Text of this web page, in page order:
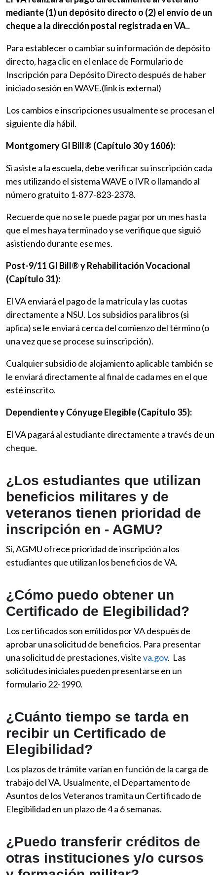
mediante (1) un depósito directo o (2) el envío de un
cheque a la dirección postal registrada en VA..
Para establecer o cambiar su información de depósito
directo, haga clic en el enlace de Formulario de
Inscripción para Depósito Directo después de haber
iniciado sesión en WAVE.(link is external)
Los cambios e inscripciones usualmente se procesan el
siguiente día hábil.
Montgomery GI Bill® (Capítulo 30 y 1606):
Si asiste a la escuela, debe verificar su inscripción cada
mes utilizando el sistema WAVE o IVR o llamando al
número gratuito 1-877-823-2378.
Recuerde que no se le puede pagar por un mes hasta
que el mes haya terminado y se verifique que siguió
asistiendo durante ese mes.
Post-9/11 GI Bill® y Rehabilitación Vocacional
(Capítulo 31):
El VA enviará el pago de la matrícula y las cuotas
directamente a NSU. Los subsidios para libros (si
aplica) se le enviará cerca del comienzo del término (o
una vez que se procese su inscripción).
Cualquier subsidio de alojamiento aplicable también se
le enviará directamente al final de cada mes en el que
esté inscrito.
Dependiente y Cónyuge Elegible (Capítulo 35):
El VA pagará al estudiante directamente a través de un
cheque.
¿Los estudiantes que utilizan
beneficios militares y de
veteranos tienen prioridad de
inscripción en - AGMU?
Sí, AGMU ofrece prioridad de inscripción a los
estudiantes que utilizan los beneficios de VA.
¿Cómo puedo obtener un
Certificado de Elegibilidad?
Los certificados son emitidos por VA después de
aprobar una solicitud de beneficios. Para presentar
una solicitud de prestaciones, visiteva.gov. Las
solicitudes iniciales pueden presentarse en un
formulario 22-1990.
¿Cuánto tiempo se tarda en
recibir un Certificado de
Elegibilidad?
Los plazos de trámite varían en función de la carga de
trabajo del VA. Usualmente, el Departamento de
Asuntos de los Veteranos tramita un Certificado de
Elegibilidad en un plazo de 4 a 6 semanas.
¿Puedo transferir créditos de
otras instituciones y/o cursos